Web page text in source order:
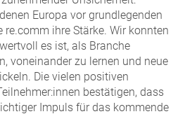
Europa vor grundlegenden
re.comm ihre Stärke. Wir konnten
es ist, als Branche
voneinander zu lernen und neue
Die vielen positiven
bestätigen, dass
Impuls für das kommende